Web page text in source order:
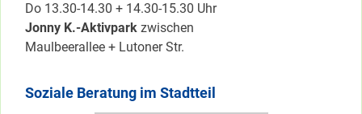
Do 13.30-14.30 + 14.30-15.30 Uhr
Jonny K.-Aktivpark zwischen
Maulbeerallee + Lutoner Str.
Soziale Beratung im Stadtteil